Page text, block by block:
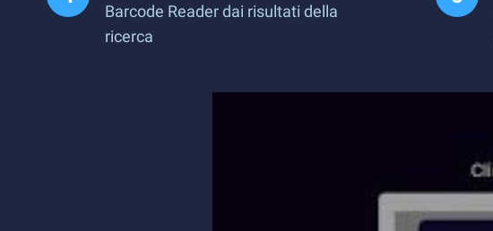
Barcode Reader dai risultati della
ricerca